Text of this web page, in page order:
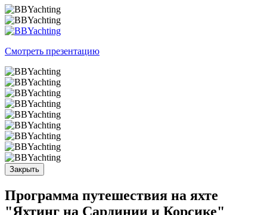
Смотреть презентацию
Закрыть
Программа путешествия на яхте
"Яхтинг на Сардинии и Корсике"